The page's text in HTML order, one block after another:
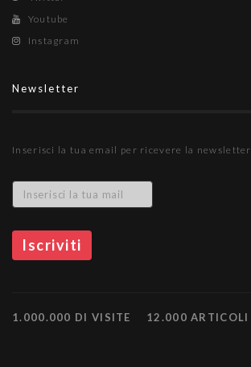
Youtube
Instagram
Newsletter
Inserisci la tua email per ricevere la newsletter
1.000.000 DI VISITE 12.000 ARTICOLI